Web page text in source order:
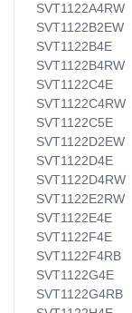
SVT1122A4RW
SVT1122B2EW
SVT1122B4E
SVT1122B4RW
SVT1122C4E
SVT1122C4RW
SVT1122C5E
SVT1122D2EW
SVT1122D4E
SVT1122D4RW
SVT1122E2RW
SVT1122E4E
SVT1122F4E
SVT1122F4RB
SVT1122G4E
SVT1122G4RB